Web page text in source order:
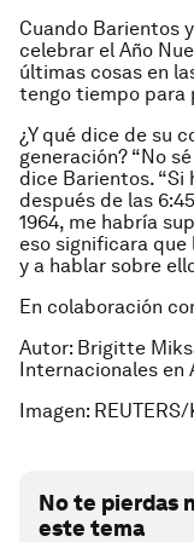
Cuando Barientos
celebrar el Año
últimas cosas en
tengo tiempo para
¿Y qué dice de su
generación? “No
dice Barientos. “Si
después de las
1964, me habría
eso significara que
y a hablar sobre
En colaboración
Autor: Brigitte
Internacionales en
Imagen:
No te pierdas
este tema